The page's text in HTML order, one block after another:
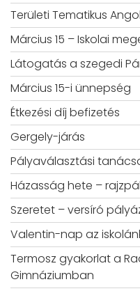
Területi Tematikus
Március 15 – Iskolai
Látogatás a szegedi
Március 15-i ünnepség
Étkezési díj befizetés
Gergely-járás
Pályaválasztási
Házasság hete –
Szeretet – versíró
Valentin-nap az
Termosz gyakorlat a
Gimnáziumban